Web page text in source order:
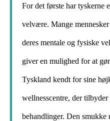
For det første har tyskerne
velvære. Mange
deres mentale og fysiske
giver en mulighed for at
Tyskland kendt for sine
wellnesscentre, der
behandlinger. Den smukke